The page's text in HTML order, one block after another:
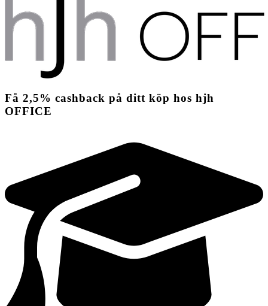
Få 2,5% cashback på ditt köp hos hjh
OFFICE